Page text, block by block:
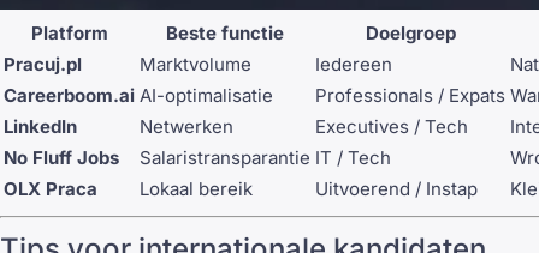
Platform Beste functie
Doelgroep
Pracuj.pl
Marktvolume Iedereen
Careerboom.ai AI-optimalisatie Professionals / Expats
LinkedIn
Netwerken Executives / Tech
No Fluff Jobs
Salaristransparantie IT / Tech
OLX Praca
Lokaal bereik Uitvoerend / Instap